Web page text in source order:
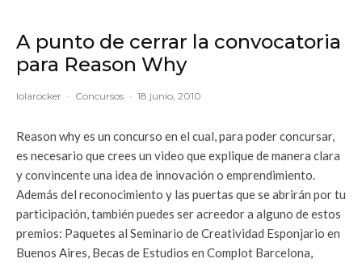
A punto de cerrar la convocatoria
para Reason Why
lolarocker · Concursos · 18 junio, 2010
Reason why es un concurso en el cual, para poder concursar,
es necesario que crees un video que explique de manera clara
y convincente una idea de innovación o emprendimiento.
Además del reconocimiento y las puertas que se abrirán por tu
participación, también puedes ser acreedor a alguno de estos
premios: Paquetes al Seminario de Creatividad Esponjario en
Buenos Aires, Becas de Estudios en Complot Barcelona,